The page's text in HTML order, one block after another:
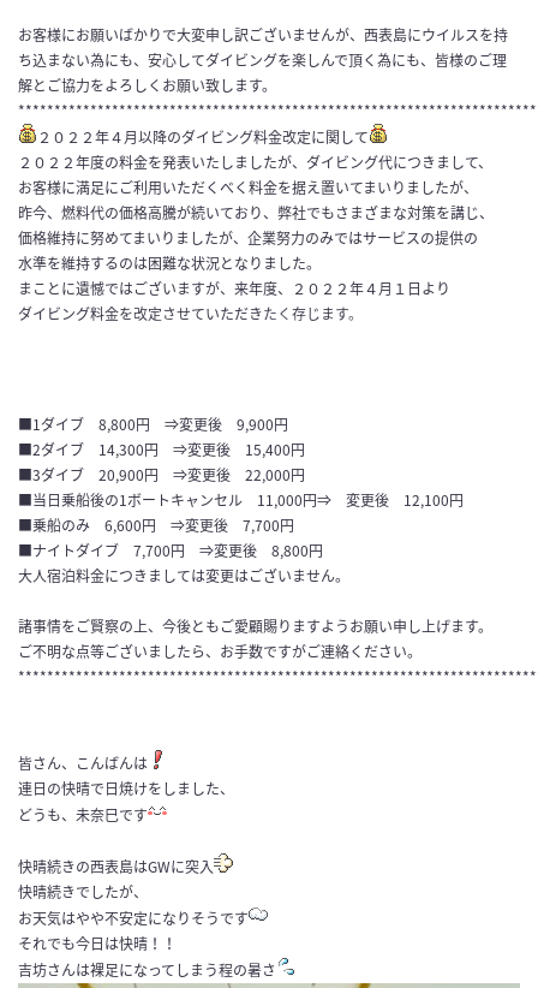
お客様にお願いばかりで大変申し訳ございませんが、西表島にウイルスを持
ち込まない為にも、安心してダイビングを楽しんで頂く為にも、皆様のご理
解とご協力をよろしくお願い致します。
２０２２年４月以降のダイビング料金改定に関して
２０２２年度の料金を発表いたしましたが、ダイビング代につきまして、
お客様に満足にご利用いただくべく料金を据え置いてまいりましたが、
昨今、燃料代の価格高騰が続いており、弊社でもさまざまな対策を講じ、
価格維持に努めてまいりましたが、企業努力のみではサービスの提供の
水準を維持するのは困難な状況となりました。
まことに遺憾ではございますが、来年度、２０２２年４月１日より
ダイビング料金を改定させていただきたく存じます。
■1ダイブ 8,800円 ⇒変更後 9,900円
■2ダイブ 14,300円 ⇒変更後 15,400円
■3ダイブ 20,900円 ⇒変更後 22,000円
■当日乗船後の1ボートキャンセル 11,000円⇒ 変更後 12,100円
■乗船のみ 6,600円 ⇒変更後 7,700円
■ナイトダイブ 7,700円 ⇒変更後 8,800円
大人宿泊料金につきましては変更はございません。
諸事情をご賢察の上、今後ともご愛顧賜りますようお願い申し上げます。
ご不明な点等ございましたら、お手数ですがご連絡ください。
皆さん、こんばんは
連日の快晴で日焼けをしました、
どうも、未奈巳です
快晴続きの西表島はGWに突入
快晴続きでしたが、
お天気はやや不安定になりそうです
それでも今日は快晴！！
吉坊さんは裸足になってしまう程の暑さ